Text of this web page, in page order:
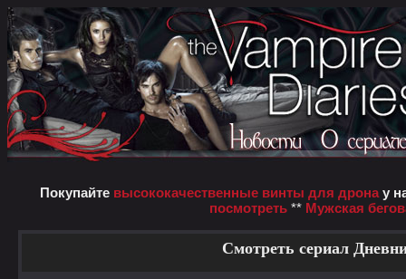
Покупайте высококачественные винты для дрона у
посмотреть ** Мужская
Смотреть сериал